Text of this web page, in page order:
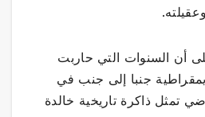
أن السنوات التي حاربت
جنبا إلى جنب في
تمثل ذاكرة تاريخية خالدة